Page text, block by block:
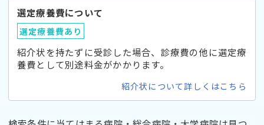
選定療養費について
選定療養費あり
紹介状を持たずに受診した場合、診療費の他に選定療
養費として別途料金がかかります。
紹介状について詳しくはこちら